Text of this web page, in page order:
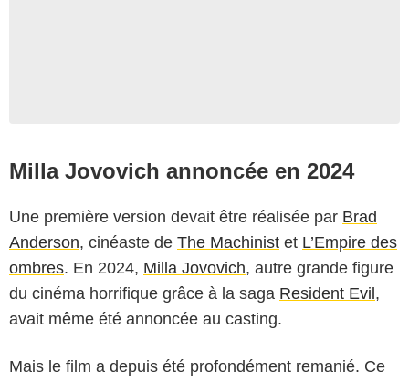
Milla Jovovich annoncée en 2024
Une première version devait être réalisée par Brad
Anderson, cinéaste de The Machinist et L’Empire des
ombres. En 2024, Milla Jovovich, autre grande figure
du cinéma horrifique grâce à la saga Resident Evil,
avait même été annoncée au casting.
Mais le film a depuis été profondément remanié. Ce